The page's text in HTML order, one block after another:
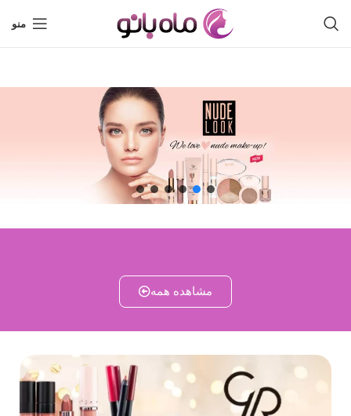
منو
مشاهده همه